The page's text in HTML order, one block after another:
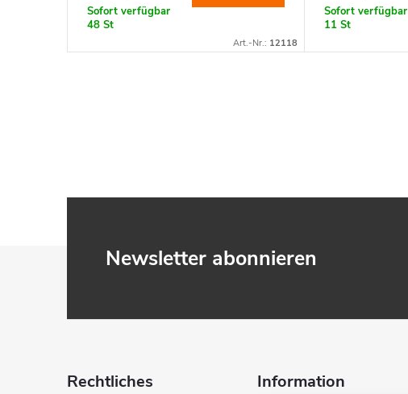
Sofort verfügbar
48 St
Art.-Nr.: 12118
Sofort verfügbar
11 St
Newsletter abonnieren
Rechtliches Information